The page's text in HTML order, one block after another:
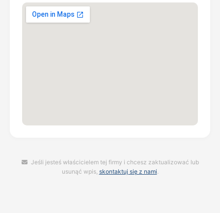
Jeśli jesteś właścicielem tej firmy i chcesz zaktualizować lub
usunąć wpis, skontaktuj się z nami.